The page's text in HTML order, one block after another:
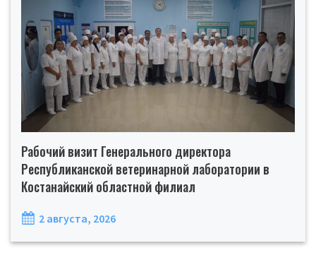
Рабочий визит Генерального директора
Республиканской ветеринарной лаборатории в
Костанайский областной филиал
2 августа, 2026